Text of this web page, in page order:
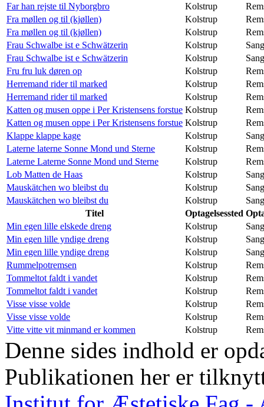
Far han rejste til Nyborgbro
Kolstrup
Fra møllen og til (kjøllen)
Kolstrup
Fra møllen og til (kjøllen)
Kolstrup
Frau Schwalbe ist e Schwätzerin
Kolstrup
Sang
Frau Schwalbe ist e Schwätzerin
Kolstrup
Sang
Fru fru luk døren op
Kolstrup
Herremand rider til marked
Kolstrup
Herremand rider til marked
Kolstrup
Katten og musen oppe i Per Kristensens forstue Kolstrup
Katten og musen oppe i Per Kristensens forstue Kolstrup
Klappe klappe kage
Kolstrup
Sang
Laterne laterne Sonne Mond und Sterne
Kolstrup
Laterne Laterne Sonne Mond und Sterne
Kolstrup
Lob Matten de Haas
Kolstrup
Sang
Mauskätchen wo bleibst du
Kolstrup
Sang
Mauskätchen wo bleibst du
Kolstrup
Sang
Titel
Optagelsessted
Min egen lille elskede dreng
Kolstrup
Sang
Min egen lille yndige dreng
Kolstrup
Sang
Min egen lille yndige dreng
Kolstrup
Sang
Rummelpotremsen
Kolstrup
Tommeltot faldt i vandet
Kolstrup
Tommeltot faldt i vandet
Kolstrup
Visse visse volde
Kolstrup
Visse visse volde
Kolstrup
Vitte vitte vit minmand er kommen
Kolstrup
Denne sides indhold er
Publikationen her er